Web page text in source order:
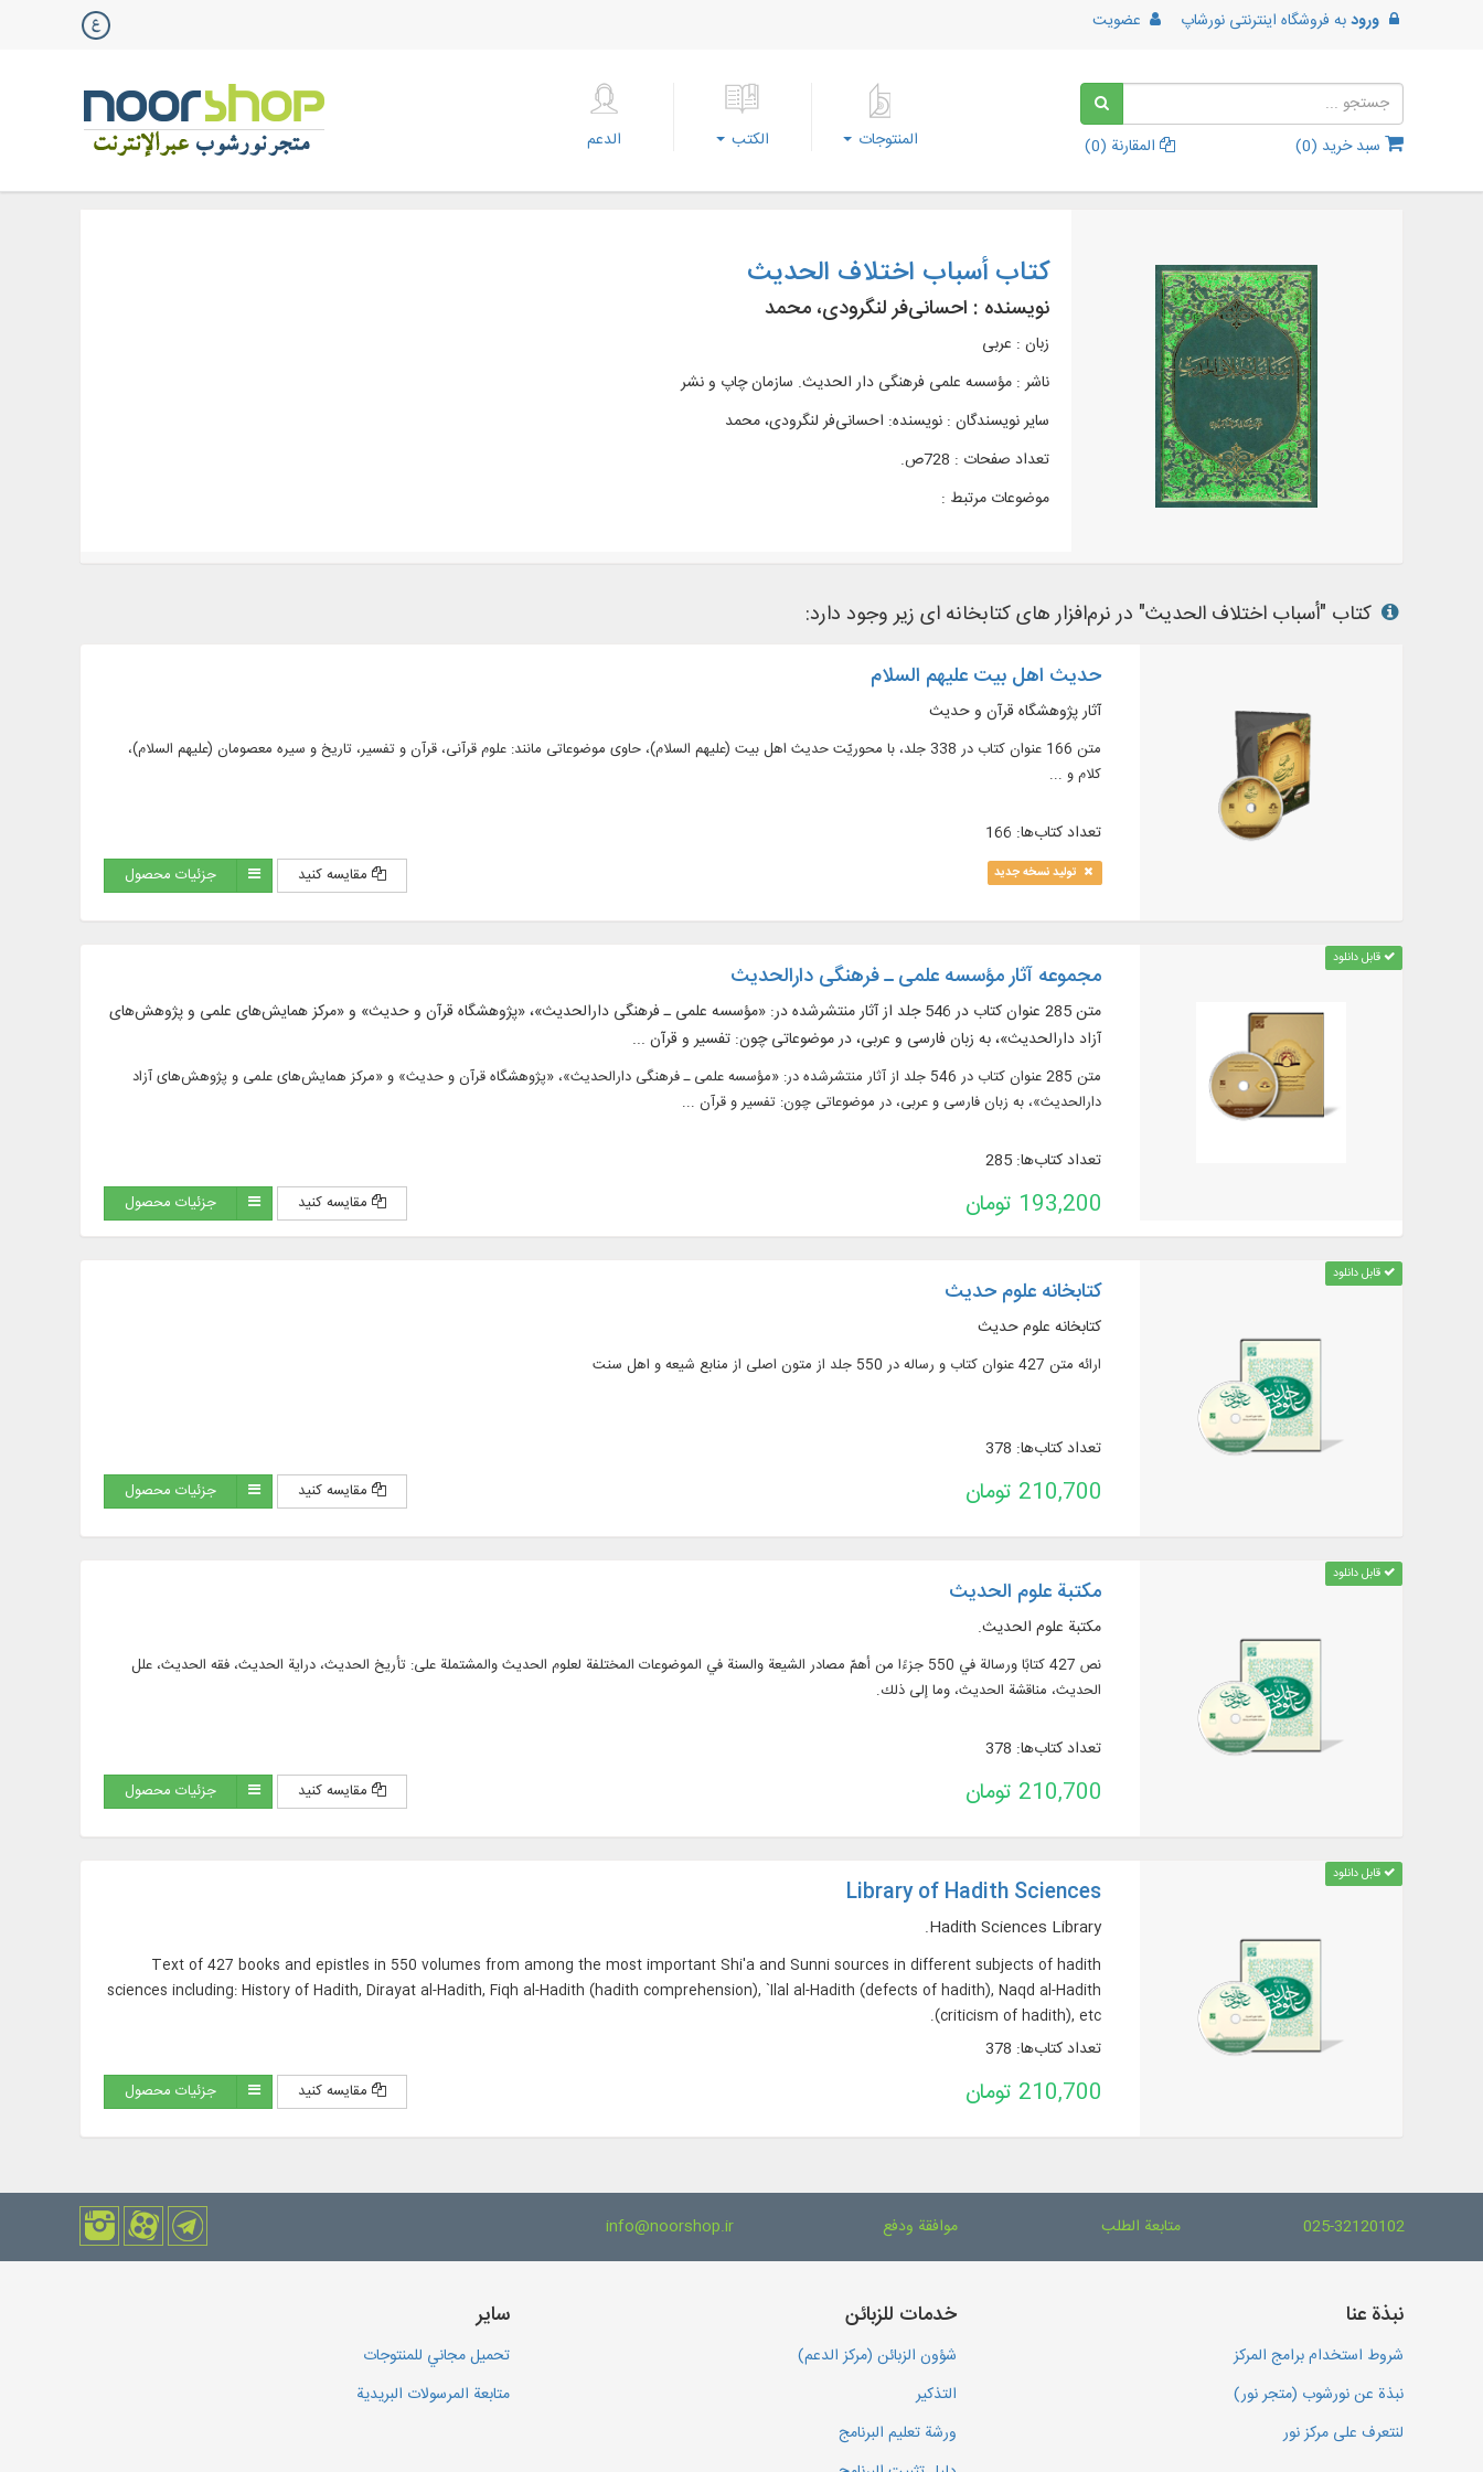
ورودبه فروشگاه اینترنتی نورشاپ عضویت
سبد خرید (0
) المقارنة (0
) المنتوجات الكتب الدعم
کتاب أسباب اختلاف الحدیث
نویسنده : احسانی‌فر لنگرودی، محمد
زبان : عربی
ناشر : مؤسسه علمی فرهنگی دار الحديث. سازمان چاپ و نشر
سایر نویسندگان : نویسنده: احسانی‌فر لنگرودی، محمد
تعداد صفحات : 728ص.
موضوعات مرتبط :
کتاب "أسباب اختلاف الحدیث" در نرم‌افزار های کتابخانه ای زیر وجود دارد:
حدیث اهل بیت علیهم السلام
آثار پژوهشگاه قرآن و حدیث
متن 166 عنوان کتاب در 338 جلد، با محوریّت حدیث اهل بیت (علیهم السلام)، حاوی موضوعاتی مانند: علوم قرآنی، قرآن و تفسیر، تاریخ و سیره معصومان (علیهم السلام)،
کلام و ...
تعداد کتاب‌ها: 166
تولید نسخه جدید مقایسه کنید جزئیات محصول
قابل دانلود
مجموعه آثار مؤسسه علمی ـ فرهنگی دارالحدیث
متن 285 عنوان کتاب در 546 جلد از آثار منتشرشده در: «مؤسسه علمی ـ فرهنگی دارالحدیث»، «پژوهشگاه قرآن و حدیث» و «مرکز همایش‌های علمی و پژوهش‌های
آزاد دارالحدیث»، به زبان فارسی و عربی، در موضوعاتی چون: تفسیر و قرآن ...
متن 285 عنوان کتاب در 546 جلد از آثار منتشرشده در: «مؤسسه علمی ـ فرهنگی دارالحدیث»، «پژوهشگاه قرآن و حدیث» و «مرکز همایش‌های علمی و پژوهش‌های آزاد
دارالحدیث»، به زبان فارسی و عربی، در موضوعاتی چون: تفسیر و قرآن ...
تعداد کتاب‌ها: 285
193,200 تومان مقایسه کنید جزئیات محصول
قابل دانلود
کتابخانه علوم حدیث
کتابخانه علوم حدیث
ارائه متن 427 عنوان کتاب و رساله در 550 جلد از متون اصلی از منابع شیعه و اهل سنت
تعداد کتاب‌ها: 378
210,700 تومان مقایسه کنید جزئیات محصول
قابل دانلود
مكتبة علوم الحديث
مكتبة علوم الحديث.
نص 427 كتابًا ورسالة في 550 جزءًا من أهمّ مصادر الشيعة والسنة في الموضوعات المختلفة لعلوم الحديث والمشتملة علی: تأريخ الحديث، دراية الحديث، فقه الحديث، علل
الحديث، مناقشة الحديث، وما إلی ذلك.
تعداد کتاب‌ها: 378
210,700 تومان مقایسه کنید جزئیات محصول
قابل دانلود
Library of Hadith Sciences
Hadith Sciences Library.
Text of 427 books and epistles in 550 volumes from among the most important Shi'a and Sunni sources in different subjects of hadith
sciences including: History of Hadith, Dirayat al-Hadith, Fiqh al-Hadith (hadith comprehension), `Ilal al-Hadith (defects of hadith), Naqd al-Hadith
(criticism of hadith), etc.
تعداد کتاب‌ها: 378
210,700 تومان مقایسه کنید جزئیات محصول
025-32120102 متابعة الطلب موافقة ودفع info@noorshop.ir
نبذة عنا
شروط استخدام برامج المركز
نبذة عن نورشوب (متجر نور)
لنتعرف على مركز نور
خدمات للزبائن
شؤون الزبائن (مركز الدعم)
التذكير
ورشة تعليم البرنامج
سایر
تحميل مجاني للمنتوجات
متابعة المرسولات البريدية